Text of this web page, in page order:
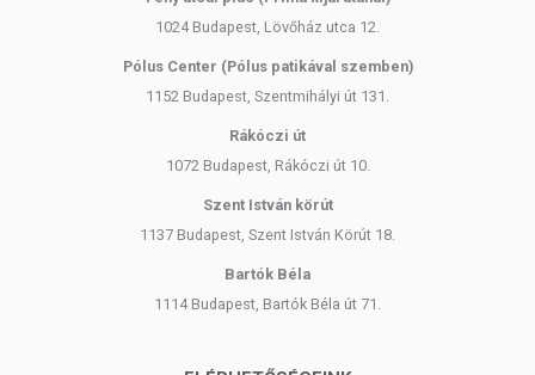
1024 Budapest, Lövőház utca 12.
Pólus Center (Pólus patikával szemben)
1152 Budapest, Szentmihályi út 131.
Rákóczi út
1072 Budapest, Rákóczi út 10.
Szent István körút
1137 Budapest, Szent István Körút 18.
Bartók Béla
1114 Budapest, Bartók Béla út 71.